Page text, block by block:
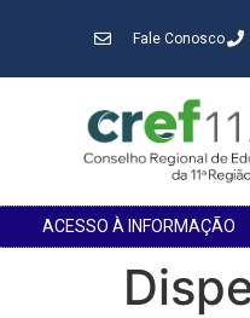
Fale Conosco
ACESSO À INFORMAÇÃO